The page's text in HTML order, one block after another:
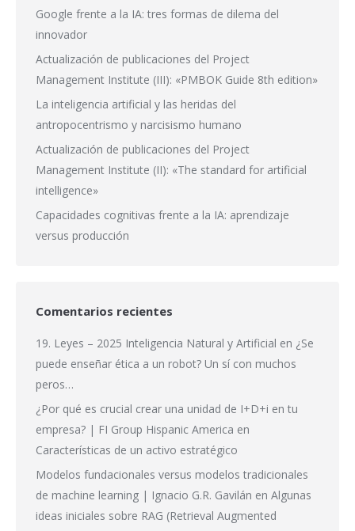
Google frente a la IA: tres formas de dilema del
innovador
Actualización de publicaciones del Project
Management Institute (III): «PMBOK Guide 8th edition»
La inteligencia artificial y las heridas del
antropocentrismo y narcisismo humano
Actualización de publicaciones del Project
Management Institute (II): «The standard for artificial
intelligence»
Capacidades cognitivas frente a la IA: aprendizaje
versus producción
Comentarios recientes
19. Leyes – 2025 Inteligencia Natural y Artificial en ¿Se
puede enseñar ética a un robot? Un sí con muchos
peros…
¿Por qué es crucial crear una unidad de I+D+i en tu
empresa? | FI Group Hispanic America en
Características de un activo estratégico
Modelos fundacionales versus modelos tradicionales
de machine learning | Ignacio G.R. Gavilán en Algunas
ideas iniciales sobre RAG (Retrieval Augmented